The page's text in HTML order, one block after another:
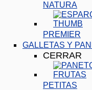
NATURA
PREMIER
GALLETAS Y
CERRAR
PETITAS